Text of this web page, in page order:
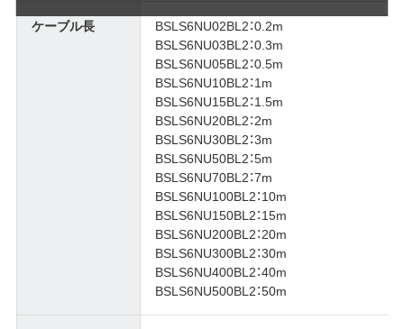
ケーブル長
BSLS6NU02BL2：0.2m
BSLS6NU03BL2：0.3m
BSLS6NU05BL2：0.5m
BSLS6NU10BL2：1m
BSLS6NU15BL2：1.5m
BSLS6NU20BL2：2m
BSLS6NU30BL2：3m
BSLS6NU50BL2：5m
BSLS6NU70BL2：7m
BSLS6NU100BL2：10m
BSLS6NU150BL2：15m
BSLS6NU200BL2：20m
BSLS6NU300BL2：30m
BSLS6NU400BL2：40m
BSLS6NU500BL2：50m